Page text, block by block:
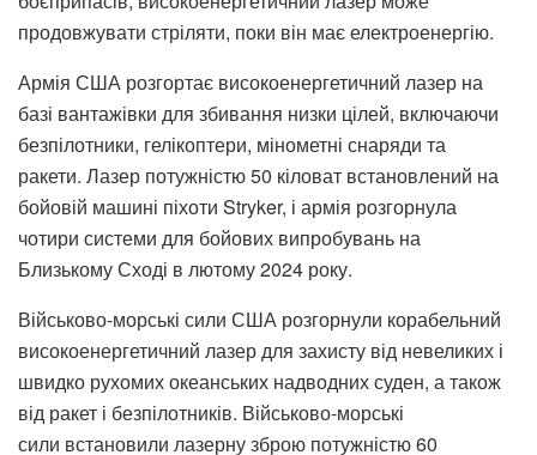
продовжувати стріляти, поки він має електроенергію.
Армія США розгортає високоенергетичний лазер на
базі вантажівки для збивання низки цілей, включаючи
безпілотники, гелікоптери, мінометні снаряди та
ракети. Лазер потужністю 50 кіловат встановлений на
бойовій машині піхоти Stryker, і армія розгорнула
чотири системи для бойових випробувань на
Близькому Сході в лютому 2024 року.
Військово-морські сили США розгорнули корабельний
високоенергетичний лазер для захисту від невеликих і
швидко рухомих океанських надводних суден, а також
від ракет і безпілотників. Військово-морські
сили встановили лазерну зброю потужністю 60